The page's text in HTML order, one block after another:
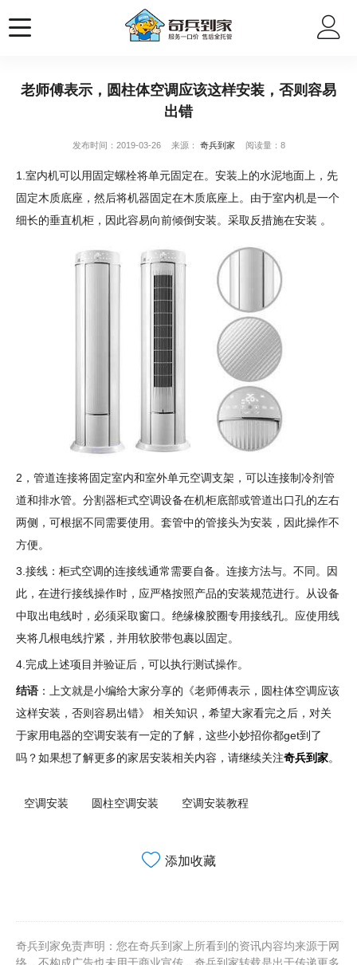
老师傅表示，圆柱体空调应该这样安装，否则容易
出错
发布时间：2019-03-26 来源： 奇兵到家 阅读量：8
1.室内机可以用固定螺栓将单元固定在。安装上的水泥地面上，先
固定木质底座，然后将机器固定在木质底座上。由于室内机是一个
细长的垂直机柜，因此容易向前倾倒安装。采取反措施在安装 。
2，管道连接将固定室内和室外单元空调支架，可以连接制冷剂管
道和排水管。分割器柜式空调设备在机柜底部或管道出口孔的左右
两侧，可根据不同需要使用。套管中的管接头为安装，因此操作不
方便。
3.接线：柜式空调的连接线通常需要自备。连接方法与。不同。因
此，在进行接线操作时，应严格按照产品的安装规范进行。从设备
中取出电线时，必须采取窗口。绝缘橡胶圈专用接线孔。应使用线
夹将几根电线拧紧，并用软胶带包裹以固定。
4.完成上述项目并验证后，可以执行测试操作。
结语 ：上文就是小编给大家分享的《老师傅表示，圆柱体空调应该
这样安装，否则容易出错》 相关知识，希望大家看完之后，对关
于家用电器的空调安装有一定的了解，这些小妙招你都get到了
吗？如果想了解更多的家居安装相关内容，请继续关注奇兵到家。
空调安装 圆柱空调安装 空调安装教程
添加收藏
奇兵到家免责声明：您在奇兵到家上所看到的资讯内容均来源于网